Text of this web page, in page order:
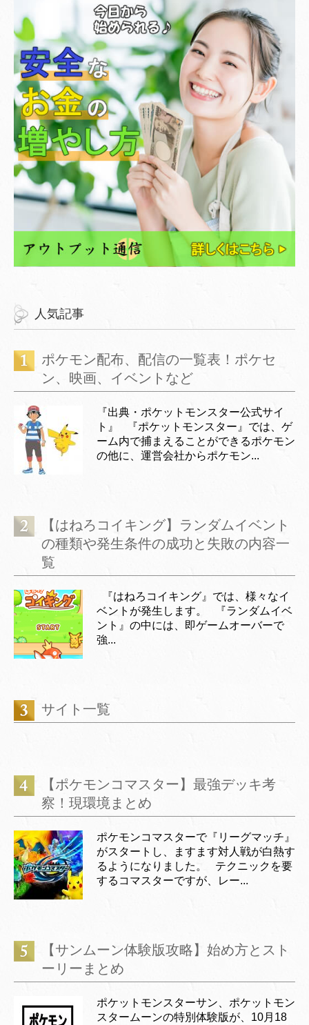
人気記事
ポケモン配布、配信の一覧表！ポケセ
ン、映画、イベントなど
『出典・ポケットモンスター公式サイ
ト』 『ポケットモンスター』では、ゲ
ーム内で捕まえることができるポケモン
の他に、運営会社からポケモン...
【はねろコイキング】ランダムイベント
の種類や発生条件の成功と失敗の内容一
覧
『はねろコイキング』では、様々なイ
ベントが発生します。 『ランダムイベ
ント』の中には、即ゲームオーバーで
強...
サイト一覧
【ポケモンコマスター】最強デッキ考
察！現環境まとめ
ポケモンコマスターで『リーグマッチ』
がスタートし、ますます対人戦が白熱す
るようになりました。 テクニックを要
するコマスターですが、レー...
【サンムーン体験版攻略】始め方とスト
ーリーまとめ
ポケットモンスターサン、ポケットモン
スタームーンの特別体験版が、10月18